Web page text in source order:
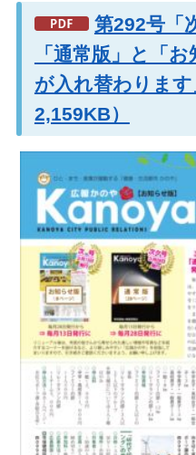
第292号「
「通常版」と「
が入れ替わります
2,159KB）